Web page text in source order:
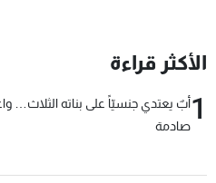
الأكثر قراءة
1أبٌ يعتدي جنسيّاً على بناته الثلاث…
صادمة